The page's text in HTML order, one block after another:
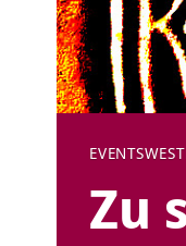
EVENTS
Zu